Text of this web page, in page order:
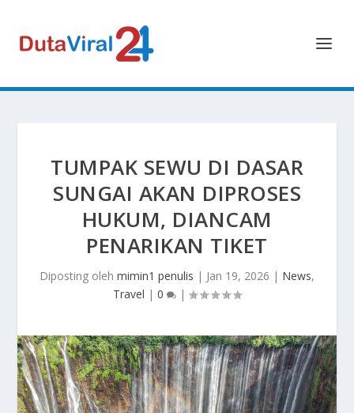
TUMPAK SEWU DI DASAR
SUNGAI AKAN DIPROSES
HUKUM, DIANCAM
PENARIKAN TIKET
Diposting oleh mimin1 penulis | Jan 19, 2026 | News,
Travel | 0 |